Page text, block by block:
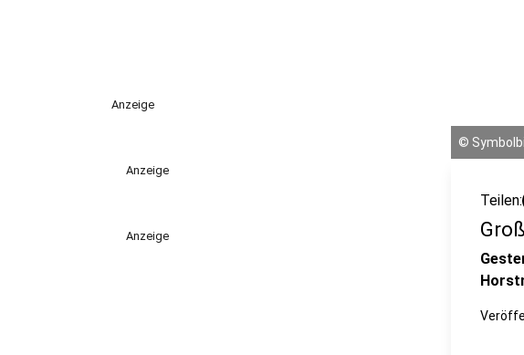
Anzeige
Anzeige
Anzeige
©
Teilen: